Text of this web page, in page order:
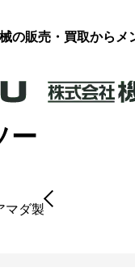
の販売・買取からメ
ー
マダ製